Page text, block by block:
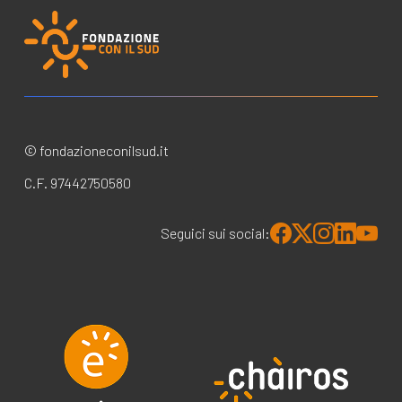
© fondazioneconilsud.it
C.F. 97442750580
Seguici sui social: